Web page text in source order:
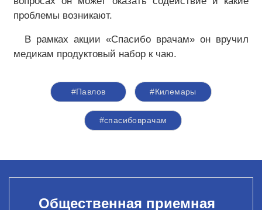
проблемы возникают.
В рамках акции «Спасибо врачам» он вручил
медикам продуктовый набор к чаю.
#Павлов #Килемары
#спасибоврачам
Общественная приемная